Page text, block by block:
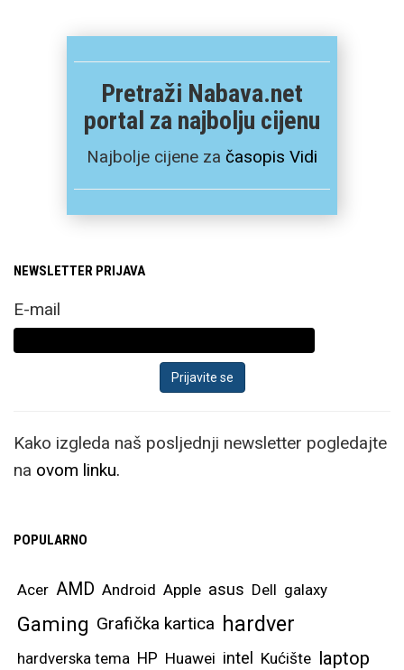
Pretraži Nabava.net
portal za najbolju cijenu
Najbolje cijene za časopis Vidi
NEWSLETTER PRIJAVA
E-mail
Kako izgleda naš posljednji newsletter pogledajte
na ovom linku.
POPULARNO
Acer AMD Android Apple asus Dell galaxy
Gaming Grafička kartica hardver
hardverska tema HP Huawei intel Kućište laptop